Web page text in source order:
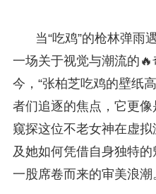
当“吃鸡”的枪林弹雨
一场关于视觉与潮流的
今，“张柏芝吃鸡的壁纸
者们追逐的焦点，它更
窥探这位不老女神在虚
及她如何凭借自身独特
一股席卷而来的审美浪潮